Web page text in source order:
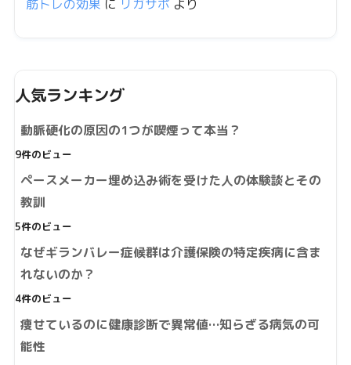
筋トレの効果 に リガサポ より
人気ランキング
動脈硬化の原因の1つが喫煙って本当？
9件のビュー
ペースメーカー埋め込み術を受けた人の体験談とその
教訓
5件のビュー
なぜギランバレー症候群は介護保険の特定疾病に含ま
れないのか？
4件のビュー
痩せているのに健康診断で異常値…知らざる病気の可
能性